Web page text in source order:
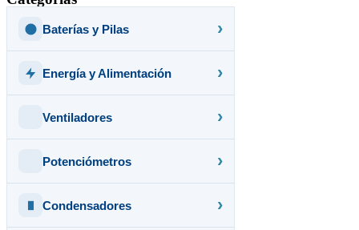
Baterías y Pilas
Energía y Alimentación
Ventiladores
Potenciómetros
Condensadores